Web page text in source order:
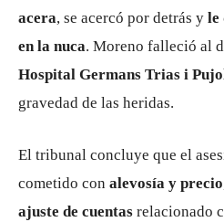
acera, se acercó por detrás y le
en la nuca. Moreno falleció al
Hospital Germans Trias i
gravedad de las heridas.
El tribunal concluye que el
cometido con alevosía y precio
ajuste de cuentas relacionado